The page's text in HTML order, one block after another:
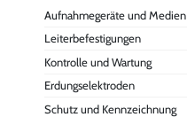
Aufnahmegeräte und Medien
Leiterbefestigungen
Kontrolle und Wartung
Erdungselektroden
Schutz und Kennzeichnung